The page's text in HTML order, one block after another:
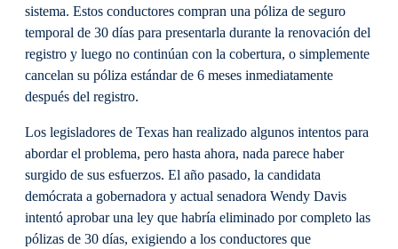
sistema. Estos conductores compran una póliza de seguro
temporal de 30 días para presentarla durante la renovación del
registro y luego no continúan con la cobertura, o simplemente
cancelan su póliza estándar de 6 meses inmediatamente
después del registro.
Los legisladores de Texas han realizado algunos intentos para
abordar el problema, pero hasta ahora, nada parece haber
surgido de sus esfuerzos. El año pasado, la candidata
demócrata a gobernadora y actual senadora Wendy Davis
intentó aprobar una ley que habría eliminado por completo las
pólizas de 30 días, exigiendo a los conductores que